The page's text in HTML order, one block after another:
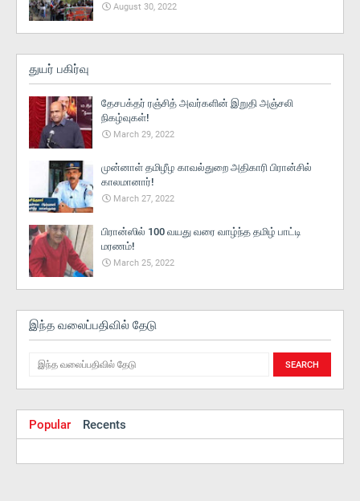
August 30, 2022
துயர் பகிர்வு
தேசபக்தர் ரஞ்சித் அவர்களின் இறுதி அஞ்சலி
நிகழ்வுகள்!
March 29, 2022
முன்னாள் தமிழீழ காவல்துறை அதிகாரி பிரான்சில்
காலமானார்!
March 27, 2022
பிரான்ஸில் 100 வயது வரை வாழ்ந்த தமிழ் பாட்டி
மரணம்!
March 25, 2022
இந்த வலைப்பதிவில் தேடு
Popular Recents